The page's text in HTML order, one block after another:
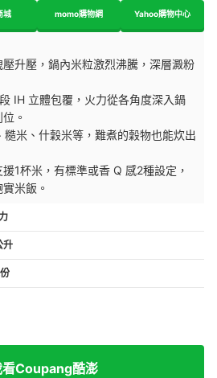
城 momo購物網 Yahoo購物中心
升壓，鍋內米粒激烈沸騰，深層澱粉
IH 立體包覆，火力從各角度深入鍋
。
糙米、什穀米等，難煮的穀物也能炊出
1杯米，有標準或香 Q 感2種設定，
米飯。
升
看Coupang酷澎